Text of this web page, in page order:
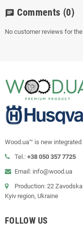
chat Comments (0)
No customer reviews for
Wood.ua™ is new
Tel.: +38 050 357 7725
Email: info@wood.ua
Production: 22
Kyiv region, Ukraine
FOLLOW US